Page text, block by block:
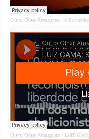
Outro Olhar Amargosa · A
Outro Olhar Amargosa · LUIZ